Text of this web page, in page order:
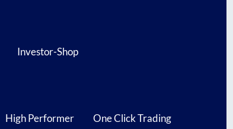
Investor-Shop
High Performer One Click Trading